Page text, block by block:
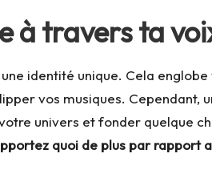
à travers ta
identité unique. Cela
vos musiques. Cependant,
univers et fonder quelque
quoi de plus par rapport